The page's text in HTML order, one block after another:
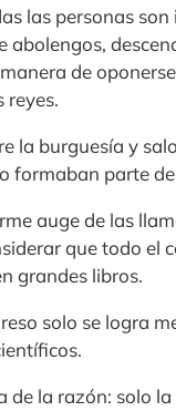
las personas son
abolengos,
de
reyes.
la burguesía y
formaban parte
auge de las
que todo el
grandes libros.
solo se logra
de la razón: solo la